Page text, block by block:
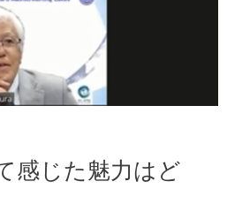
感じた魅力はど